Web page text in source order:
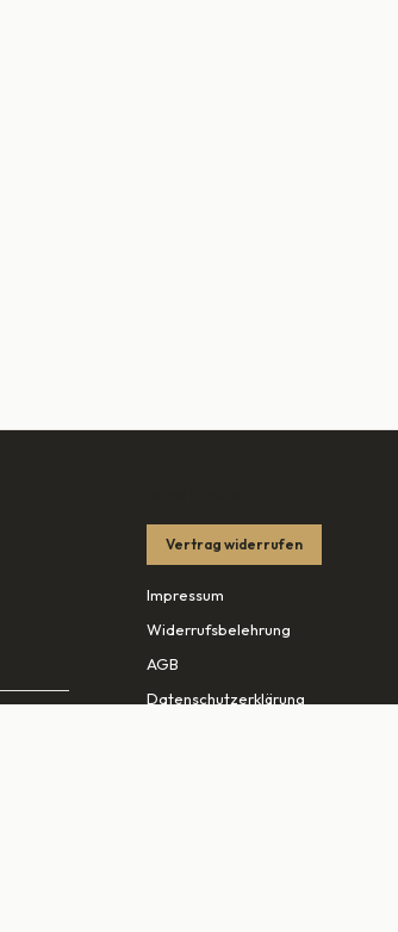
Vertrag widerrufen
Impressum
Widerrufsbelehrung
AGB
Datenschutzerklärung